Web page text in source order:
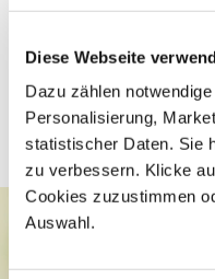
Diese Webseite
Dazu zählen
Personalisierung,
statistischer Daten. Sie
zu verbessern. Klicke
Cookies zuzustimmen
Auswahl.
die Bindung zu ihren
vermittelt
des Wohnorts des
Beratung sowie